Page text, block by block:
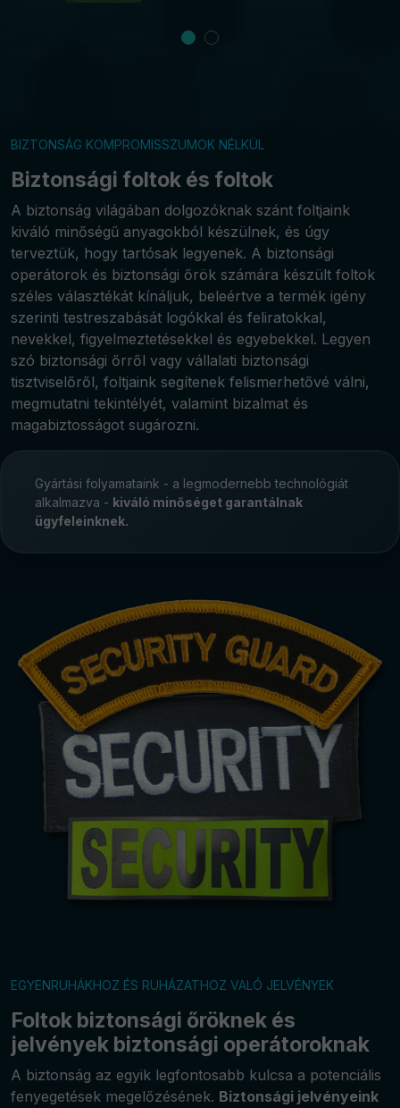
BIZTONSÁG KOMPROMISSZUMOK NÉLKÜL
Biztonsági foltok és foltok
A biztonság világában dolgozóknak szánt foltjaink
kiváló minőségű anyagokból készülnek, és úgy
terveztük, hogy tartósak legyenek. A biztonsági
operátorok és biztonsági őrök számára készült foltok
széles választékát kínáljuk, beleértve a termék igény
szerinti testreszabását logókkal és feliratokkal,
nevekkel, figyelmeztetésekkel és egyebekkel. Legyen
szó biztonsági őrről vagy vállalati biztonsági
tisztviselőről, foltjaink segítenek felismerhetővé válni,
megmutatni tekintélyét, valamint bizalmat és
magabiztosságot sugározni.
Gyártási folyamataink - a legmodernebb technológiát
alkalmazva - kiváló minőséget garantálnak
ügyfeleinknek.
EGYENRUHÁKHOZ ÉS RUHÁZATHOZ VALÓ JELVÉNYEK
Foltok biztonsági őröknek és
jelvények biztonsági operátoroknak
A biztonság az egyik legfontosabb kulcsa a potenciális
fenyegetések megelőzésének. Biztonsági jelvényeink